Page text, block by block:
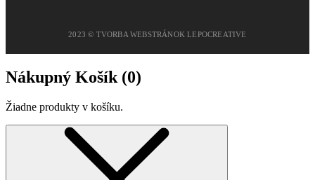
2023 © TVORBA WEBSTRÁNOK LEPOCREATIVE
Nákupný Košík (0)
Žiadne produkty v košíku.